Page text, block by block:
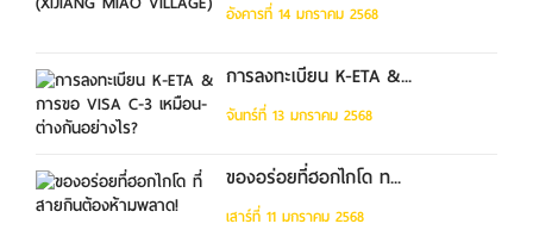
อังคารที่ 14 มกราคม 2568
การลงทะเบียน K-ETA &...
จันทร์ที่ 13 มกราคม 2568
ของอร่อยที่ฮอกไกโด ท...
เสาร์ที่ 11 มกราคม 2568